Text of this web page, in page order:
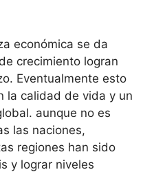
económica se da
crecimiento logran
Eventualmente esto
la calidad de vida y un
aunque no es
las naciones,
regiones han sido
y lograr niveles